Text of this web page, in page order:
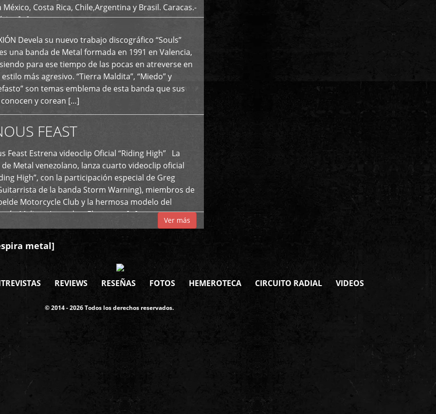
México, Costa Rica, Chile,Argentina y Brasil. Caracas.-
[…]
Devela su nuevo trabajo discográfico “Souls”
una banda de Metal formada en 1991 en Valencia,
para ese tiempo de las pocas en atreverse en
más agresivo. “Tierra Maldita”, “Miedo” y
son temas emblema de esta banda que sus
y corean […]
FEAST
Feast Estrena videoclip Oficial “Riding High” La
Metal venezolano, lanza cuarto videoclip oficial
High”, con la participación especial de Greg
de la banda Storm Warning), miembros de
Motorcycle Club y la hermosa modelo del
Melissa Acevedo. El potente […]
Ver más
metal]
REVIEWS RESEÑAS FOTOS HEMEROTECA CIRCUITO RADIAL VIDEOS
© 2014 - 2026 Todos los derechos reservados.